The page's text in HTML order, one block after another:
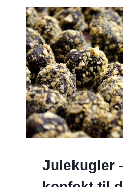
Julekugler